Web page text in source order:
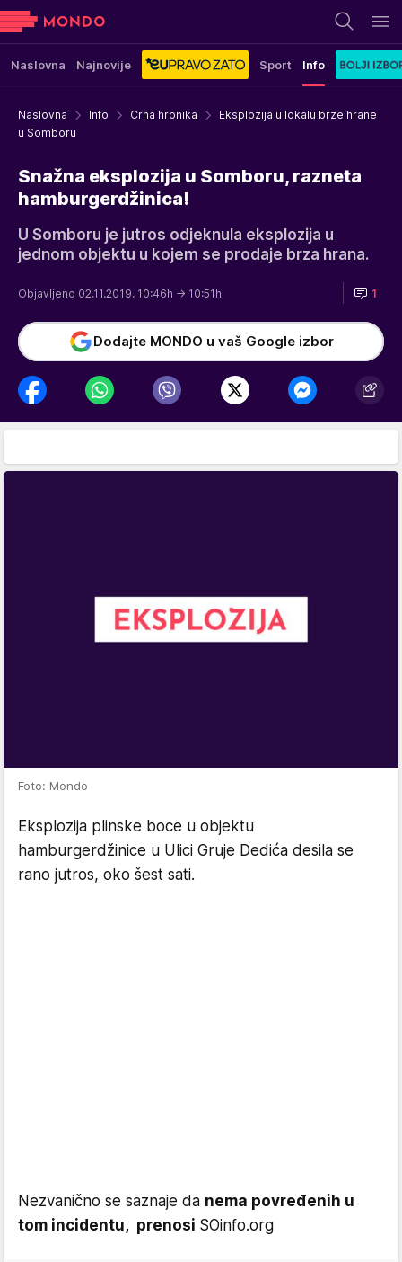
Naslovna Najnovije Sport Info
Naslovna Info Crna hronika
Eksplozija u lokalu brze hrane
u Somboru
Snažna eksplozija u Somboru, razneta
hamburgerdžinica!
U Somboru je jutros odjeknula eksplozija u
jednom objektu u kojem se prodaje brza hrana.
Objavljeno 02.11.2019. 10:46h → 10:51h 1
Dodajte MONDO u vaš Google izbor
Foto: Mondo
Eksplozija plinske boce u objektu
hamburgerdžinice u Ulici Gruje Dedića desila se
rano jutros, oko šest sati.
Nezvanično se saznaje da nema povređenih u
tom incidentu, prenosi SOinfo.org